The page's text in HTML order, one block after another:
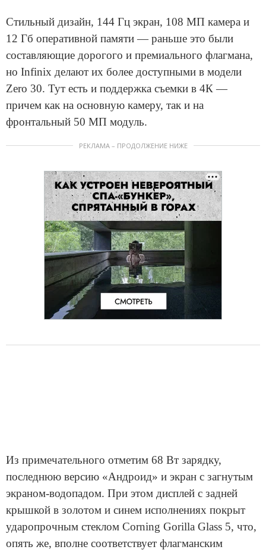
Стильный дизайн, 144 Гц экран, 108 МП камера и
12 Гб оперативной памяти — раньше это были
составляющие дорогого и премиального флагмана,
но Infinix делают их более доступными в модели
Zero 30. Тут есть и поддержка съемки в 4К —
причем как на основную камеру, так и на
фронтальный 50 МП модуль.
РЕКЛАМА – ПРОДОЛЖЕНИЕ НИЖЕ
Из примечательного отметим 68 Вт зарядку,
последнюю версию «Андроид» и экран с загнутым
экраном-водопадом. При этом дисплей с задней
крышкой в золотом и синем исполнениях покрыт
ударопрочным стеклом Corning Gorilla Glass 5, что,
опять же, вполне соответствует флагманским